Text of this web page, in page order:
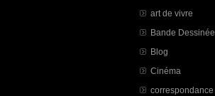
art de vivre
Bande Dessinée
Blog
Cinéma
correspondance